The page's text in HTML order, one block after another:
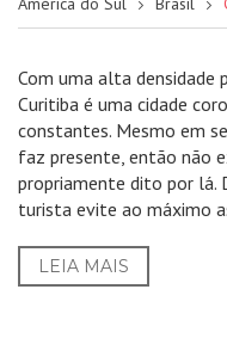
Com uma alta
Curitiba é uma cidade
constantes. Mesmo em
faz presente, então não
propriamente dito por lá.
turista evite ao máximo
LEIA MAIS